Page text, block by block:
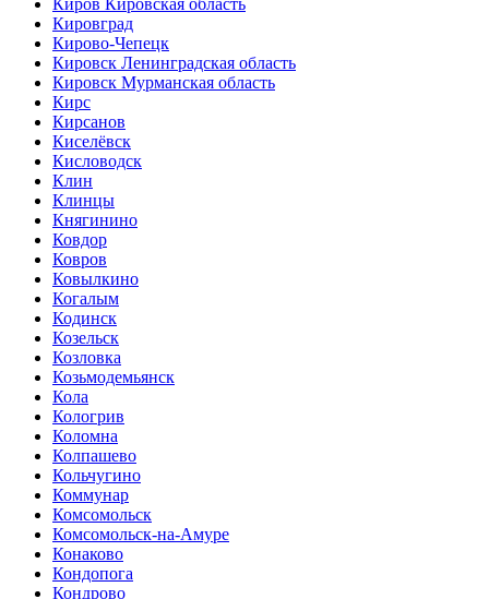
Киров Кировская область
Кировград
Кирово-Чепецк
Кировск Ленинградская область
Кировск Мурманская область
Кирс
Кирсанов
Киселёвск
Кисловодск
Клин
Клинцы
Княгинино
Ковдор
Ковров
Ковылкино
Когалым
Кодинск
Козельск
Козловка
Козьмодемьянск
Кола
Кологрив
Коломна
Колпашево
Кольчугино
Коммунар
Комсомольск
Комсомольск-на-Амуре
Конаково
Кондопога
Кондрово